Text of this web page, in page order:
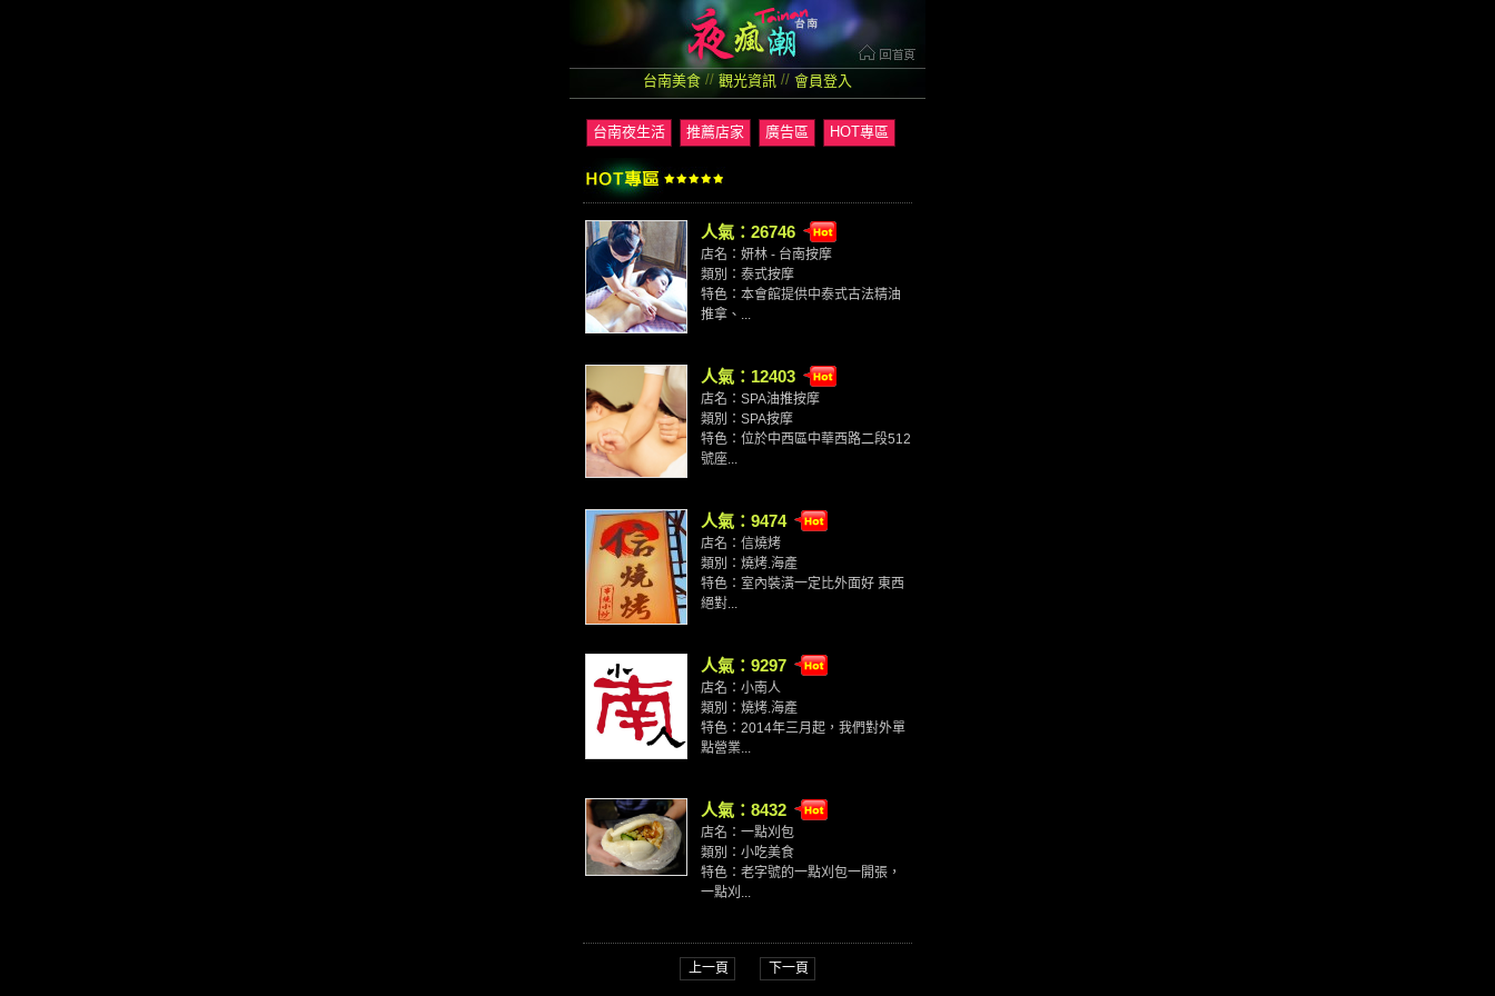
台南美食 // 觀光資訊 // 會員登入
台南夜生活 推薦店家 廣告區 HOT專區
人氣：26746
店名：妍林 - 台南按摩
類別：泰式按摩
特色：本會館提供中泰式古法精油
推拿、...
人氣：12403
店名：SPA油推按摩
類別：SPA按摩
特色：位於中西區中華西路二段512
號座...
人氣：9474
店名：信燒烤
類別：燒烤.海產
特色：室內裝潢一定比外面好 東西
絕對...
人氣：9297
店名：小南人
類別：燒烤.海產
特色：2014年三月起，我們對外單
點營業...
人氣：8432
店名：一點刈包
類別：小吃美食
特色：老字號的一點刈包一開張，
一點刈...
上一頁 下一頁